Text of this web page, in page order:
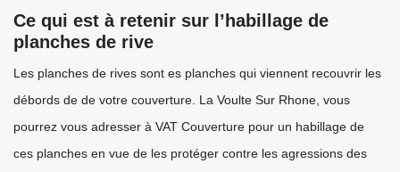
Ce qui est à retenir sur l’habillage de
planches de rive
Les planches de rives sont es planches qui viennent recouvrir les
débords de de votre couverture. La Voulte Sur Rhone, vous
pourrez vous adresser à VAT Couverture pour un habillage de
ces planches en vue de les protéger contre les agressions des